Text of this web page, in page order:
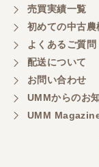
売買実績一覧
初めての中古農
よくあるご質問
配送について
お問い合わせ
UMMからのお
UMM